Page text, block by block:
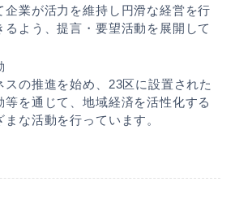
企業が活力を維持し円滑な経営を行
るよう、提言・要望活動を展開して
スの推進を始め、23区に設置された
等を通じて、地域経済を活性化する
まな活動を行っています。